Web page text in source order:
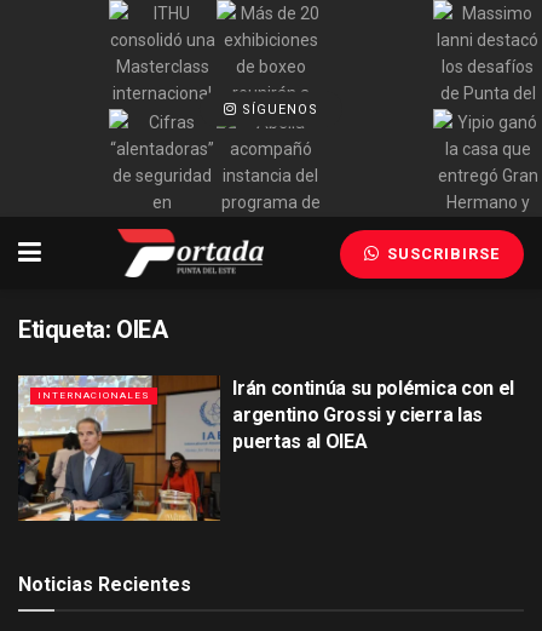
SÍGUENOS
SUSCRIBIRSE
Etiqueta: OIEA
INTERNACIONALES
Irán continúa su polémica con el
argentino Grossi y cierra las
puertas al OIEA
Noticias Recientes